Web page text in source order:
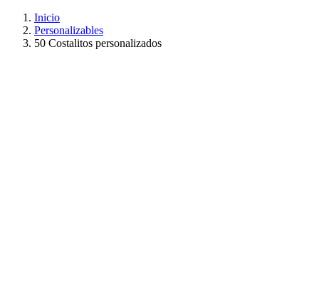
Inicio
Personalizables
50 Costalitos personalizados